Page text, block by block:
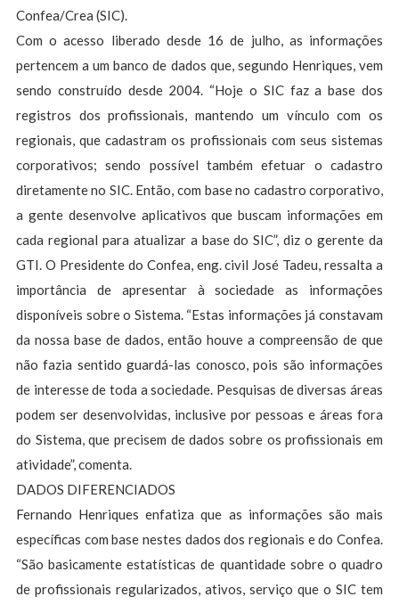
Confea/Crea (SIC).
Com o acesso liberado desde 16 de julho, as informações
pertencem a um banco de dados que, segundo Henriques, vem
sendo construído desde 2004. “Hoje o SIC faz a base dos
registros dos profissionais, mantendo um vínculo com os
regionais, que cadastram os profissionais com seus sistemas
corporativos; sendo possível também efetuar o cadastro
diretamente no SIC. Então, com base no cadastro corporativo,
a gente desenvolve aplicativos que buscam informações em
cada regional para atualizar a base do SIC”, diz o gerente da
GTI. O Presidente do Confea, eng. civil José Tadeu, ressalta a
importância de apresentar à sociedade as informações
disponíveis sobre o Sistema. “Estas informações já constavam
da nossa base de dados, então houve a compreensão de que
não fazia sentido guardá-las conosco, pois são informações
de interesse de toda a sociedade. Pesquisas de diversas áreas
podem ser desenvolvidas, inclusive por pessoas e áreas fora
do Sistema, que precisem de dados sobre os profissionais em
atividade”, comenta.
DADOS DIFERENCIADOS
Fernando Henriques enfatiza que as informações são mais
específicas com base nestes dados dos regionais e do Confea.
“São basicamente estatísticas de quantidade sobre o quadro
de profissionais regularizados, ativos, serviço que o SIC tem